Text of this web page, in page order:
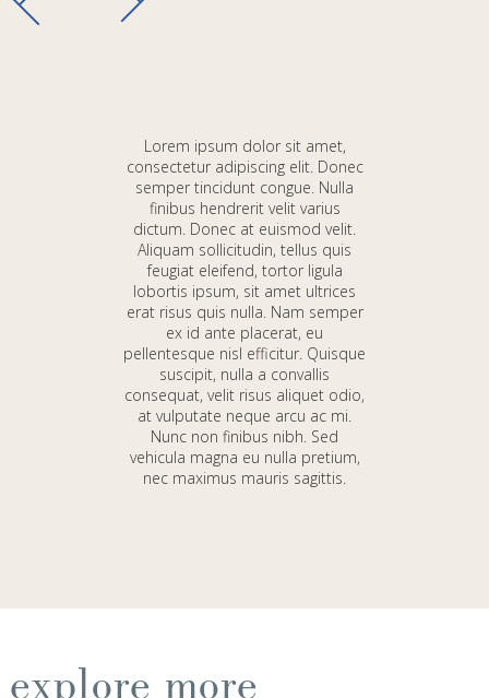
Lorem ipsum dolor sit amet,
consectetur adipiscing elit. Donec
semper tincidunt congue. Nulla
finibus hendrerit velit varius
dictum. Donec at euismod velit.
Aliquam sollicitudin, tellus quis
feugiat eleifend, tortor ligula
lobortis ipsum, sit amet ultrices
erat risus quis nulla. Nam semper
ex id ante placerat, eu
pellentesque nisl efficitur. Quisque
suscipit, nulla a convallis
consequat, velit risus aliquet odio,
at vulputate neque arcu ac mi.
Nunc non finibus nibh. Sed
vehicula magna eu nulla pretium,
nec maximus mauris sagittis.
explore more